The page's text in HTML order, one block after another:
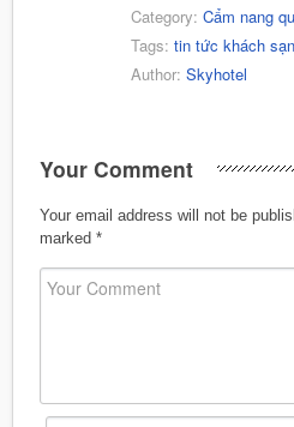
Category: Cẩm nang
Tags: tin tức khách sạn
Author: Skyhotel
Your Comment
Your email address will not be
marked *